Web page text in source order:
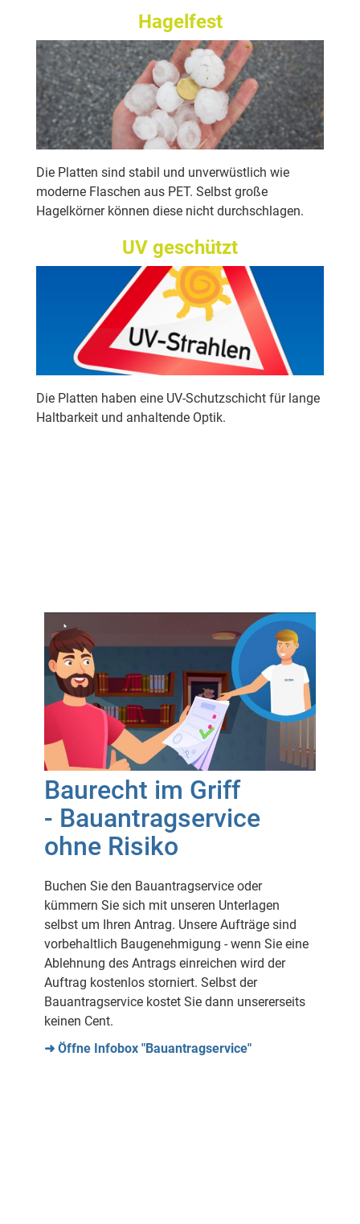
Hagelfest
Die Platten sind stabil und unverwüstlich wie
moderne Flaschen aus PET. Selbst große
Hagelkörner können diese nicht durchschlagen.
UV geschützt
Die Platten haben eine UV-Schutzschicht für lange
Haltbarkeit und anhaltende Optik.
Baurecht im Griff
- Bauantragservice
ohne Risiko
Buchen Sie den Bauantragservice oder
kümmern Sie sich mit unseren Unterlagen
selbst um Ihren Antrag. Unsere Aufträge sind
vorbehaltlich Baugenehmigung - wenn Sie eine
Ablehnung des Antrags einreichen wird der
Auftrag kostenlos storniert. Selbst der
Bauantragservice kostet Sie dann unsererseits
keinen Cent.
➜ Öffne Infobox "Bauantragservice"